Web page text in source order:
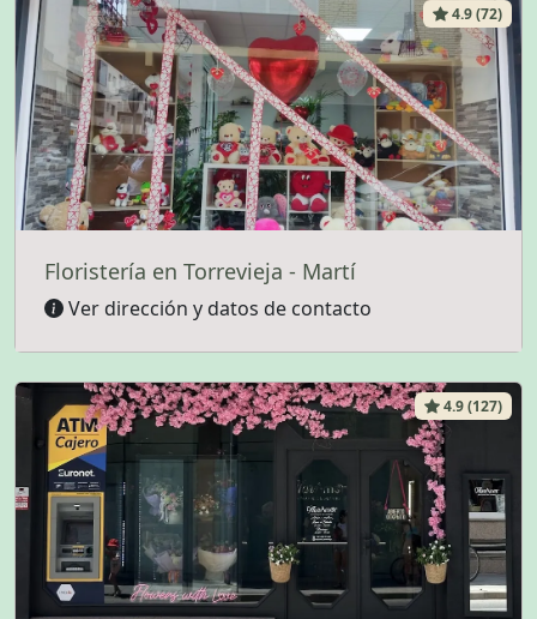
4.9 (72)
Floristería en Torrevieja - Martí
Ver dirección y datos de contacto
4.9 (127)